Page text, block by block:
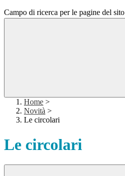
Campo di ricerca per le pagine del sito
Home >
Novità >
Le circolari
Le circolari